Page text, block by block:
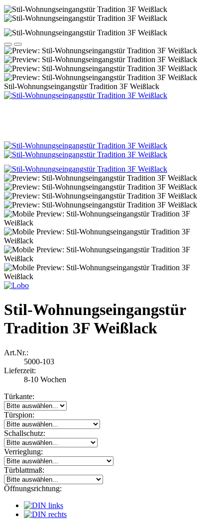
Stil-Wohnungseingangstür Tradition 3F Weißlack
Stil-Wohnungseingangstür
Tradition 3F Weißlack
Art.Nr.:
5000-103
Lieferzeit:
8-10 Wochen
Türkante:
Türspion:
Schallschutz:
Verrieglung:
Türblattmaß:
Öffnungsrichtung: